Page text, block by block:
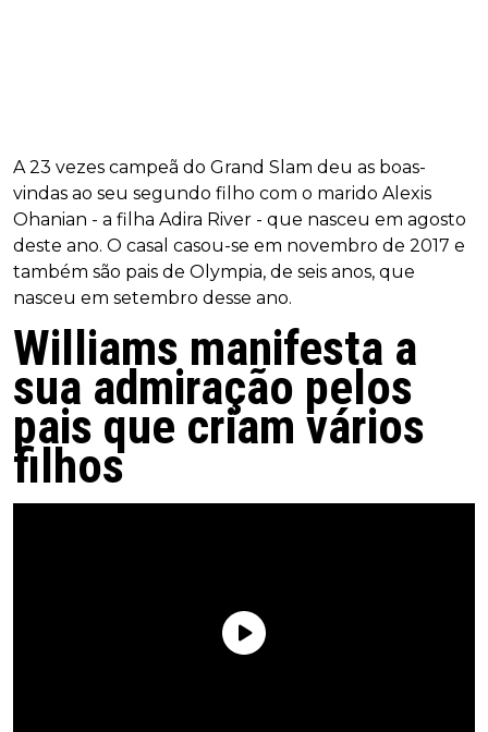
A 23 vezes campeã do Grand Slam deu as boas-
vindas ao seu segundo filho com o marido Alexis
Ohanian - a filha Adira River - que nasceu em agosto
deste ano. O casal casou-se em novembro de 2017 e
também são pais de Olympia, de seis anos, que
nasceu em setembro desse ano.
Williams manifesta a
sua admiração pelos
pais que criam vários
filhos